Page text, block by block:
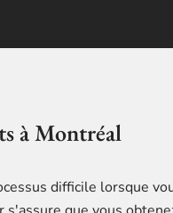
à Montréal
difficile lorsque